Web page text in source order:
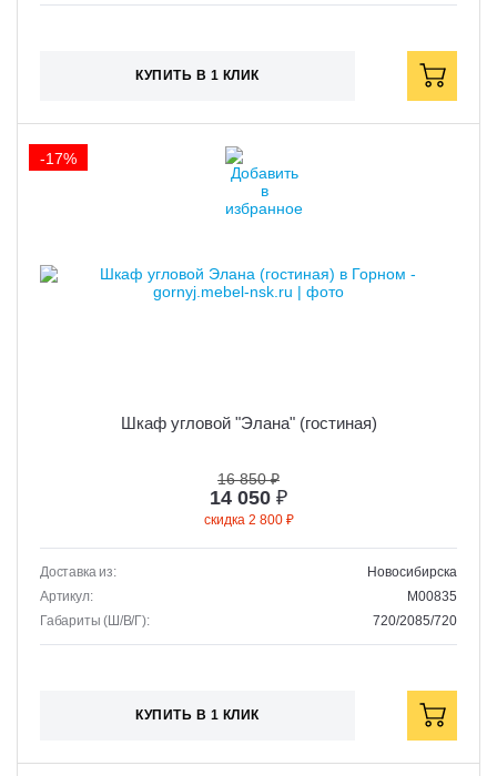
КУПИТЬ В 1 КЛИК
Шкаф угловой "Элана" (гостиная)
16 850 ₽
14 050 ₽
скидка 2 800 ₽
Доставка из:
Новосибирска
Артикул:
M00835
Габариты (Ш/В/Г):
720/2085/720
КУПИТЬ В 1 КЛИК
-17%